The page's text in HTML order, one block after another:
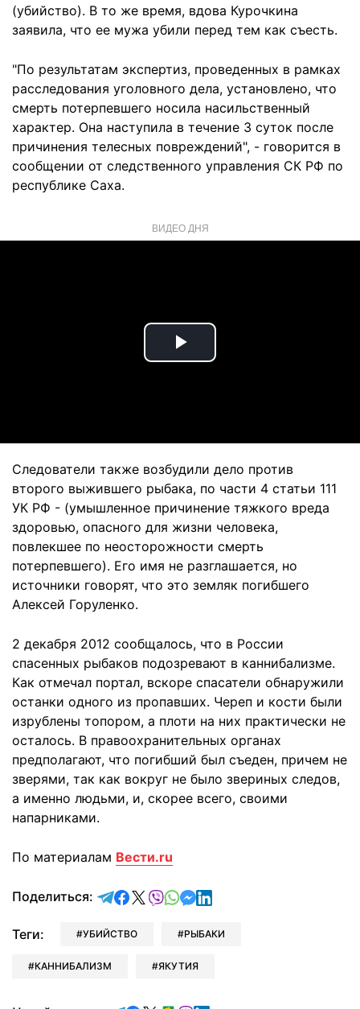
(убийство). В то же время, вдова Курочкина
заявила, что ее мужа убили перед тем как съесть.
"По результатам экспертиз, проведенных в рамках
расследования уголовного дела, установлено, что
смерть потерпевшего носила насильственный
характер. Она наступила в течение 3 суток после
причинения телесных повреждений", - говорится в
сообщении от следственного управления СК РФ по
республике Саха.
ВИДЕО ДНЯ
Play
Следователи также возбудили дело против
второго выжившего рыбака, по части 4 статьи 111
УК РФ - (умышленное причинение тяжкого вреда
здоровью, опасного для жизни человека,
повлекшее по неосторожности смерть
потерпевшего). Его имя не разглашается, но
источники говорят, что это земляк погибшего
Алексей Горуленко.
2 декабря 2012 сообщалось, что в России
спасенных рыбаков подозревают в каннибализме.
Как отмечал портал, вскоре спасатели обнаружили
останки одного из пропавших. Череп и кости были
изрублены топором, а плоти на них практически не
осталось. В правоохранительных органах
предполагают, что погибший был съеден, причем не
зверями, так как вокруг не было звериных следов,
а именно людьми, и, скорее всего, своими
напарниками.
По материалам Вести.ru
Поделиться: отправить в Telegram
поделиться в Facebook
поделиться в X
отправить в Viber
отправить в Whatsapp
отправить в Messenger
отправить в LinkedIn
Теги: УБИЙСТВО РЫБАКИ
КАННИБАЛИЗМ ЯКУТИЯ